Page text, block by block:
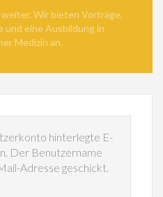
Wir bieten Vorträge,
und eine Ausbildung in
Medizin an.
hinterlegte E-
Der Benutzername
Adresse geschickt.